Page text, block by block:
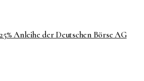
Anleihe der Deutschen Börse AG